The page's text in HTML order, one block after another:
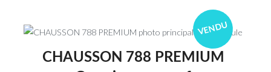
VENDU
CHAUSSON 788 PREMIUM